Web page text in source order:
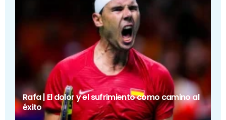
Rafa | El dolor y el sufrimiento como camino al
éxito